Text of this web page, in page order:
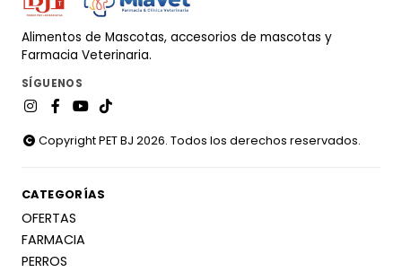
Alimentos de Mascotas, accesorios de mascotas y
Farmacia Veterinaria.
SÍGUENOS
Copyright PET BJ 2026. Todos los derechos reservados.
CATEGORÍAS
OFERTAS
FARMACIA
PERROS